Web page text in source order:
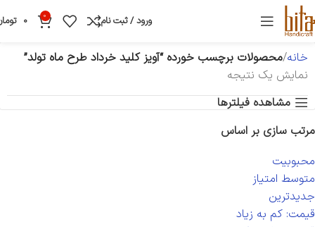
ورود / ثبت نام 0
0
خانه محصولات برچسب خورده “آویز کلید خرداد طرح ماه تولد”
نمایش یک نتیجه
مشاهده فیلترها
مرتب سازی بر اساس
محبوبیت
متوسط امتیاز
جدیدترین
قیمت: کم به زیاد